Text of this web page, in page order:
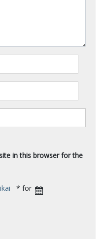
in this browser for the
* for